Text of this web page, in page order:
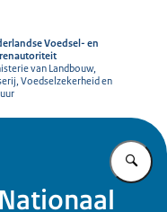
Voedsel- en
van Landbouw,
Voedselzekerheid en